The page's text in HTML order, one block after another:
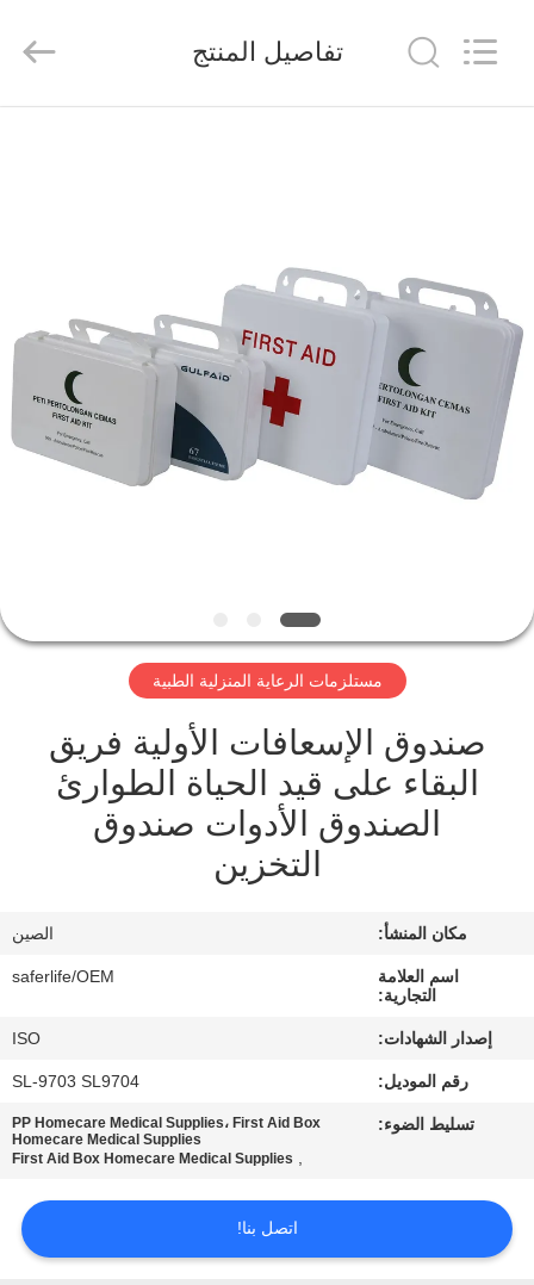
حولنا
جولة
في
المصنع
مراقبة
اتصل
أخبار
القضايا
اقتباس
الموقع
سياسة
Reserved.
تفاصيل المنتج
مستلزمات الرعاية المنزلية الطبية
صندوق الإسعافات الأولية فريق
البقاء على قيد الحياة الطوارئ
الصندوق الأدوات صندوق
التخزين
مكان المنشأ: الصين
اسم العلامة
التجارية:
saferlife/OEM
إصدار الشهادات: ISO
رقم الموديل: SL-9703 SL9704
تسليط الضوء:
PP Homecare Medical Supplies، First Aid Box
Homecare Medical Supplies
,
First Aid Box Homecare Medical Supplies
اتصل بنا!